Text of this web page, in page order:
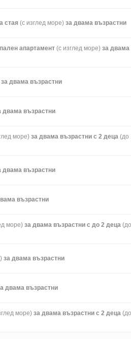
стая (с изглед море) за двама възрастни
апартамент (с изглед море) за двама
за двама възрастни
двама възрастни
море) за двама възрастни с 2 деца (до
двама възрастни
възрастни
море) за двама възрастни с до 2 деца
за двама възрастни
двама възрастни
море) за двама възрастни с 2 деца